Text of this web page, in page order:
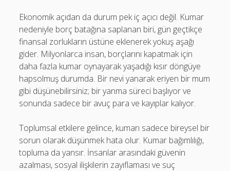
Ekonomik açıdan da durum pek iç açıcı değil. Kumar
nedeniyle borç batağına saplanan biri, gün geçtikçe
finansal zorlukların üstüne eklenerek yokuş aşağı
gider. Milyonlarca insan, borçlarını kapatmak için
daha fazla kumar oynayarak yaşadığı kısır döngüye
hapsolmuş durumda. Bir nevi yanarak eriyen bir mum
gibi düşünebilirsiniz; bir yanma süreci başlıyor ve
sonunda sadece bir avuç para ve kayıplar kalıyor.
Toplumsal etkilere gelince, kumarı sadece bireysel bir
sorun olarak düşünmek hata olur. Kumar bağımlılığı,
topluma da yansır. İnsanlar arasındaki güvenin
azalması, sosyal ilişkilerin zayıflaması ve suç